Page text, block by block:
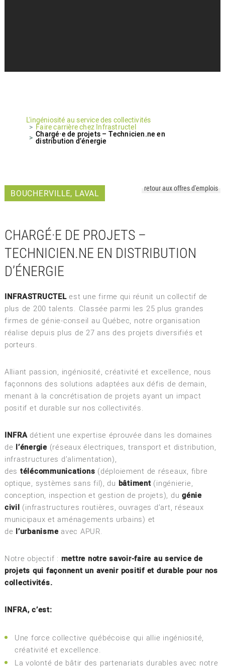
L'ingéniosité au service des collectivités
Faire carrière chez Infrastructel
Chargé·e de projets – Technicien.ne en
distribution d’énergie
retour aux offres d'emplois
BOUCHERVILLE, LAVAL
CHARGÉ·E DE PROJETS –
TECHNICIEN.NE EN DISTRIBUTION
D’ÉNERGIE
INFRASTRUCTELest une firme qui réunit un collectif de
plus de 200 talents. Classée parmi les 25 plus grandes
firmes de génie-conseil au Québec, notre organisation
réalise depuis plus de 27 ans des projets diversifiés et
porteurs.
Alliant passion, ingéniosité, créativité et excellence, nous
façonnons des solutions adaptées aux défis de demain,
menant à la concrétisation de projets ayant un impact
positif et durable sur nos collectivités.
INFRAdétient une expertise éprouvée dans les domaines
de l’énergie (réseaux électriques, transport et distribution,
infrastructures d’alimentation),
des télécommunications (déploiement de réseaux, fibre
optique, systèmes sans fil), du bâtiment(ingénierie,
conception, inspection et gestion de projets), dugénie
civil (infrastructures routières, ouvrages d’art, réseaux
municipaux et aménagements urbains) et
de l’urbanisme avec APUR.
Notre objectif : mettre notre savoir-faire au service de
projets qui façonnent un avenir positif et durable pour nos
collectivités.
INFRA, c’est:
Une force collective québécoise qui allie ingéniosité,
créativité et excellence.
La volonté de bâtir des partenariats durables avec notre